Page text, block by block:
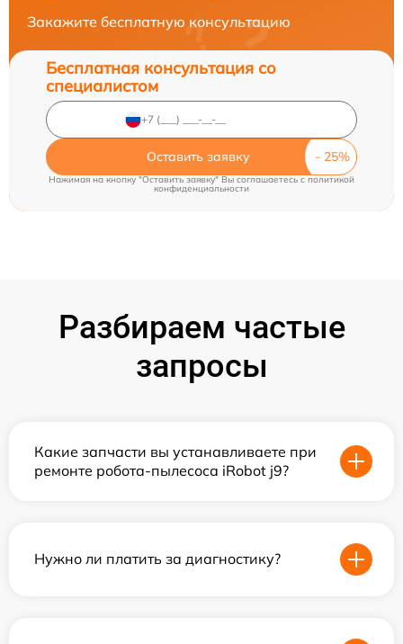
Закажите бесплатную консультацию
Бесплатная консультация со
специалистом
Оставить заявку
Нажимая на кнопку "Оставить заявку" Вы соглашаетесь cполитикой
конфиденциальности
Разбираем частые
запросы
Какие запчасти вы устанавливаете при
ремонте робота-пылесоса iRobot j9?
Нужно ли платить за диагностику?